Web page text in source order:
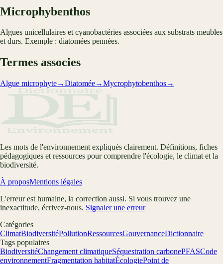
Microphybenthos
Algues unicellulaires et cyanobactéries associées aux substrats meubles
et durs. Exemple : diatomées pennées.
Termes associes
Algue microphyte→Diatomée→Mycrophytobenthos→
Les mots de l'environnement expliqués clairement. Définitions, fiches
pédagogiques et ressources pour comprendre l'écologie, le climat et la
biodiversité.
À proposMentions légales
L'erreur est humaine, la correction aussi. Si vous trouvez une
inexactitude, écrivez-nous. Signaler une erreur
Catégories
ClimatBiodiversitéPollutionRessourcesGouvernanceDictionnaire
Tags populaires
BiodiversitéChangement climatiqueSéquestration carbonePFASCode
environnementFragmentation habitatÉcologiePoint de